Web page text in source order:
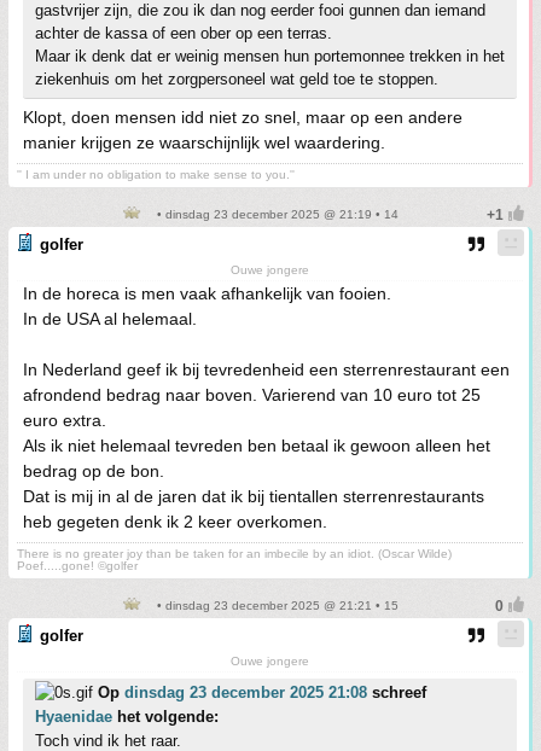
gastvrijer zijn, die zou ik dan nog eerder fooi gunnen dan iemand
achter de kassa of een ober op een terras.
Maar ik denk dat er weinig mensen hun portemonnee trekken in het
ziekenhuis om het zorgpersoneel wat geld toe te stoppen.
Klopt, doen mensen idd niet zo snel, maar op een andere
manier krijgen ze waarschijnlijk wel waardering.
'' I am under no obligation to make sense to you.''
• dinsdag 23 december 2025 @ 21:19 • 14
golfer
Ouwe jongere
In de horeca is men vaak afhankelijk van fooien.
In de USA al helemaal.
In Nederland geef ik bij tevredenheid een sterrenrestaurant een
afrondend bedrag naar boven. Varierend van 10 euro tot 25
euro extra.
Als ik niet helemaal tevreden ben betaal ik gewoon alleen het
bedrag op de bon.
Dat is mij in al de jaren dat ik bij tientallen sterrenrestaurants
heb gegeten denk ik 2 keer overkomen.
There is no greater joy than be taken for an imbecile by an idiot. (Oscar Wilde)
Poef.....gone! ©golfer
• dinsdag 23 december 2025 @ 21:21 • 15
golfer
Ouwe jongere
Op dinsdag 23 december 2025 21:08 schreef
Hyaenidae het volgende:
Toch vind ik het raar.